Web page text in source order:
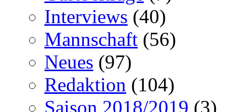
Interviews (40)
Mannschaft (56)
Neues (97)
Redaktion (104)
Saison 2018/2019 (3)